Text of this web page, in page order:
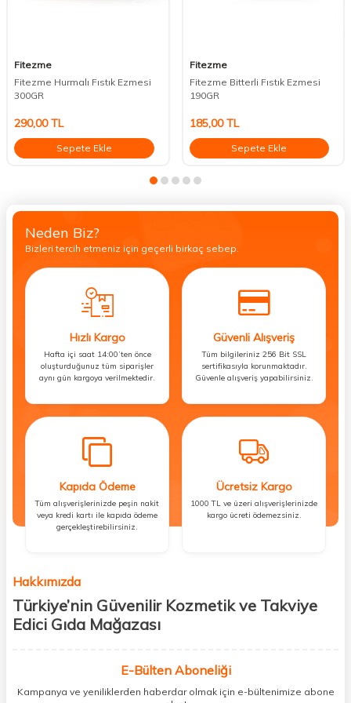
Fitezme
Fitezme Hurmalı Fıstık Ezmesi
300GR
290,00TL
Sepete Ekle
Fitezme
Fitezme Bitterli Fıstık Ezmesi
190GR
185,00TL
Sepete Ekle
Neden Biz?
Bizleri tercih etmeniz için geçerli birkaç sebep.
Hızlı Kargo
Hafta içi saat 14:00’ten önce
oluşturduğunuz tüm siparişler
aynı gün kargoya verilmektedir.
Güvenli Alışveriş
Tüm bilgileriniz 256 Bit SSL
sertifikasıyla korunmaktadır.
Güvenle alışveriş yapabilirsiniz.
Kapıda Ödeme
Tüm alışverişlerinizde peşin nakit
veya kredi kartı ile kapıda ödeme
gerçekleştirebilirsiniz.
Ücretsiz Kargo
1000 TL ve üzeri alışverişlerinizde
kargo ücreti ödemezsiniz.
Hakkımızda
Türkiye’nin Güvenilir Kozmetik ve Takviye
Edici Gıda Mağazası
kişisel bakım hem de takviye edici gıda ürünlerini sizlerle
buluşturuyoruz. Artık mağaza mağaza dolaşmanıza gerek yok;
ihtiyacınız olan her şeyi tek bir çatı altında topluyor ve kapınıza kadar
E-Bülten Aboneliği
Kampanya ve yeniliklerden haberdar olmak için e-bültenimize abone